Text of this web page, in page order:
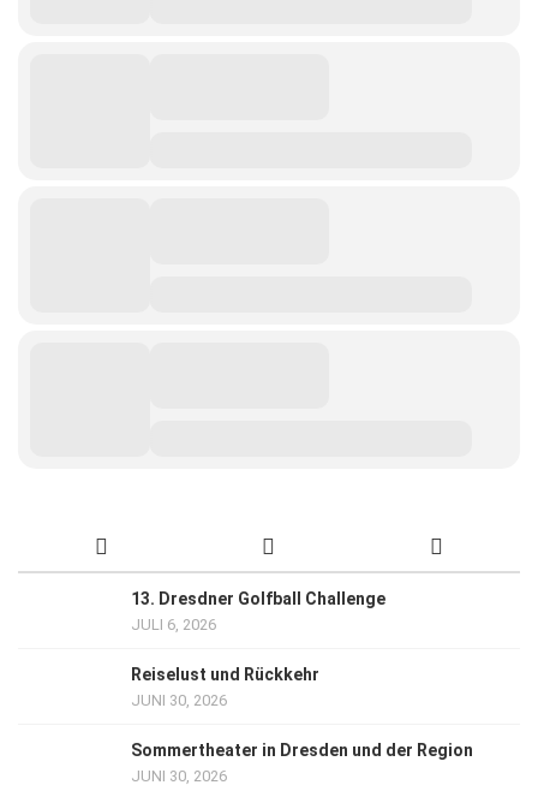
13. Dresdner Golfball Challenge
JULI 6, 2026
Reiselust und Rückkehr
JUNI 30, 2026
Sommertheater in Dresden und der Region
JUNI 30, 2026